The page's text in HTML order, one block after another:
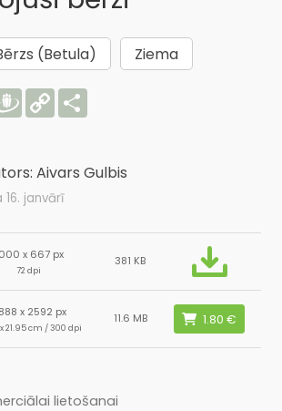
(Betula)
Ziema
Draugiem
Copy
Link
Aivars Gulbis
16. janvārī
x 667 px
72 dpi
381 KB
x 2592 px
21.95 cm / 300 dpi
11.6 MB
lietošanai